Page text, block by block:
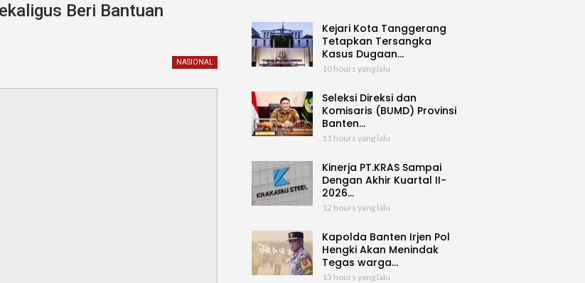
Beri Bantuan
NASIONAL
Kejari Kota Tanggerang
Tetapkan Tersangka
Kasus Dugaan…
10 hours yang lalu
Seleksi Direksi dan
Komisaris (BUMD) Provinsi
Banten…
11 hours yang lalu
Kinerja PT.KRAS Sampai
Dengan Akhir Kuartal II-
2026…
12 hours yang lalu
Kapolda Banten Irjen Pol
Hengki Akan Menindak
Tegas warga…
13 hours yang lalu